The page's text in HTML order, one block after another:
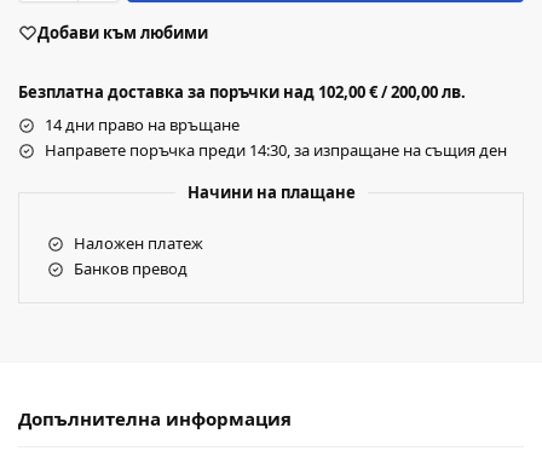
Добави към любими
Безплатна доставка за поръчки над 102,00 € / 200,00 лв.
14 дни право на връщане
Направете поръчка преди 14:30, за изпращане на същия ден
Начини на плащане
Наложен платеж
Банков превод
Допълнителна информация